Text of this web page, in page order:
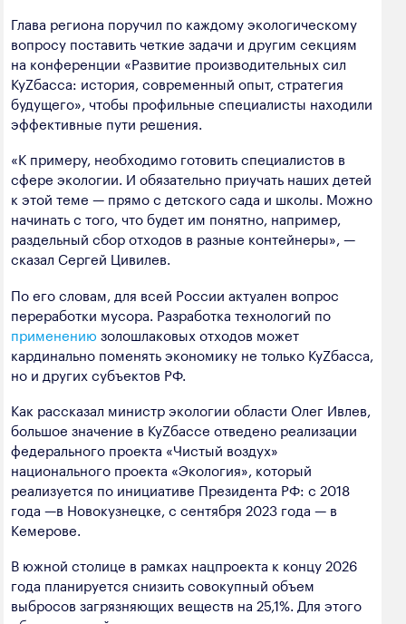
Глава региона поручил по каждому экологическому
вопросу поставить четкие задачи и другим секциям
на конференции «Развитие производительных сил
КуZбасса: история, современный опыт, стратегия
будущего», чтобы профильные специалисты находили
эффективные пути решения.
«К примеру, необходимо готовить специалистов в
сфере экологии. И обязательно приучать наших детей
к этой теме — прямо с детского сада и школы. Можно
начинать с того, что будет им понятно, например,
раздельный сбор отходов в разные контейнеры», —
сказал Сергей Цивилев.
По его словам, для всей России актуален вопрос
переработки мусора. Разработка технологий по
применению золошлаковых отходов может
кардинально поменять экономику не только КуZбасса,
но и других субъектов РФ.
Как рассказал министр экологии области Олег Ивлев,
большое значение в КуZбассе отведено реализации
федерального проекта «Чистый воздух»
национального проекта «Экология», который
реализуется по инициативе Президента РФ: с 2018
года —в Новокузнецке, с сентября 2023 года — в
Кемерове.
В южной столице в рамках нацпроекта к концу 2026
года планируется снизить совокупный объем
выбросов загрязняющих веществ на 25,1%. Для этого